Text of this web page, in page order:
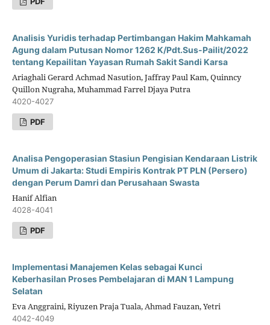
Analisis Yuridis terhadap Pertimbangan Hakim Mahkamah
Agung dalam Putusan Nomor 1262 K/Pdt.Sus-Pailit/2022
tentang Kepailitan Yayasan Rumah Sakit Sandi Karsa
Ariaghali Gerard Achmad Nasution, Jaffray Paul Kam, Quinncy
Quillon Nugraha, Muhammad Farrel Djaya Putra
4020-4027
PDF
Analisa Pengoperasian Stasiun Pengisian Kendaraan Listrik
Umum di Jakarta: Studi Empiris Kontrak PT PLN (Persero)
dengan Perum Damri dan Perusahaan Swasta
Hanif Alfian
4028-4041
PDF
Implementasi Manajemen Kelas sebagai Kunci
Keberhasilan Proses Pembelajaran di MAN 1 Lampung
Selatan
Eva Anggraini, Riyuzen Praja Tuala, Ahmad Fauzan, Yetri
4042-4049